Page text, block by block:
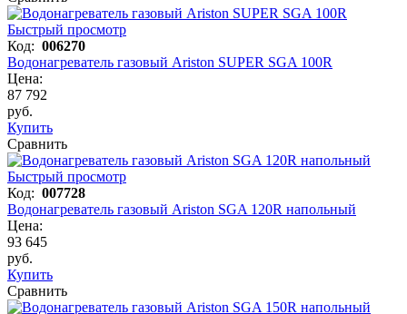
Быстрый просмотр
Код: 006270
Водонагреватель газовый Ariston SUPER SGA 100R
Цена:
87 792
руб.
Купить
Сравнить
Быстрый просмотр
Код: 007728
Водонагреватель газовый Ariston SGA 120R напольный
Цена:
93 645
руб.
Купить
Сравнить